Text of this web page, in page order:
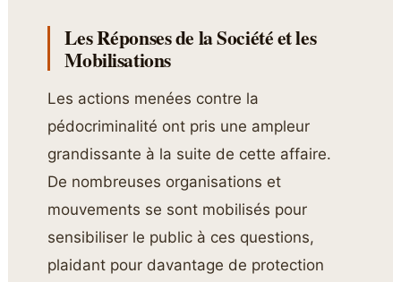
Les Réponses de la Société et les
Mobilisations
Les actions menées contre la
pédocriminalité ont pris une ampleur
grandissante à la suite de cette affaire.
De nombreuses organisations et
mouvements se sont mobilisés pour
sensibiliser le public à ces questions,
plaidant pour davantage de protection